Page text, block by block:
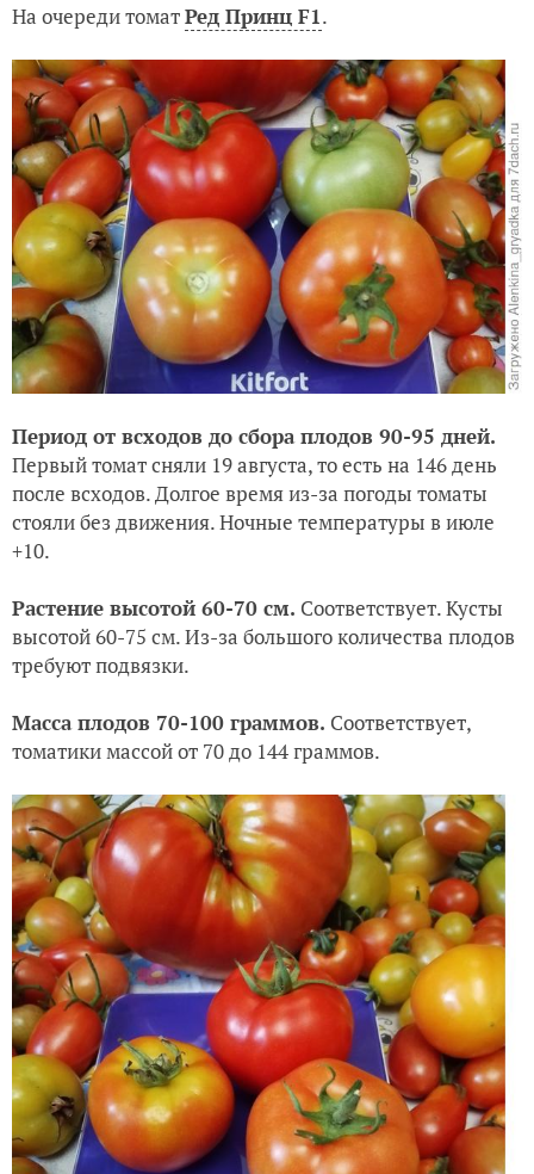
На очереди томатРед Принц F1.
Период от всходов до сбора плодов 90-95 дней.
Первый томат сняли 19 августа, то есть на 146 день
после всходов. Долгое время из-за погоды томаты
стояли без движения. Ночные температуры в июле
+10.
Растение высотой 60-70 см. Соответствует. Кусты
высотой 60-75 см. Из-за большого количества плодов
требуют подвязки.
Масса плодов 70-100 граммов. Соответствует,
томатики массой от 70 до 144 граммов.